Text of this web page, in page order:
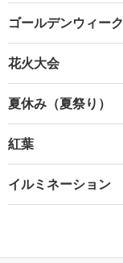
ゴールデンウィーク
花火大会
夏休み（夏祭り）
紅葉
イルミネーション